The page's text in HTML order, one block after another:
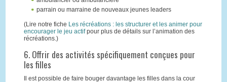
parrain ou marraine de nouveaux jeunes leaders
(Lire notre fiche Les récréations : les structurer et les animer pour
encourager le jeu actifpour plus de détails sur l’animation des
récréations.)
6. Offrir des activités spécifiquement conçues pour
les filles
Il est possible de faire bouger davantage les filles dans la cour